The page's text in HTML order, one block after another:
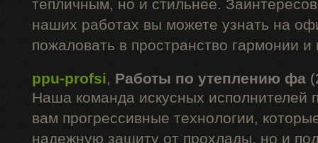
тепличным, но и стильнее.
наших работах вы можете узнать на
пожаловать в пространство гармонии
ppu-profsi, Работы по утеплению фа
Наша команда искусных исполнителей
вам прогрессивные технологии,
надежную защиту от прохлады, но и